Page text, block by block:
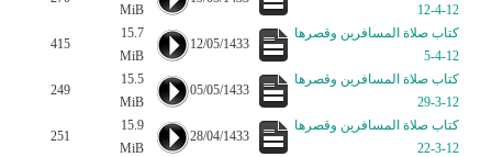
12-4-12
MiB
كتاب صلاة المسافرين وقصرها
12-4-5
12/05/1433
15.7
MiB
415
كتاب صلاة المسافرين وقصرها
12-3-29
05/05/1433
15.5
MiB
249
كتاب صلاة المسافرين وقصرها
12-3-22
28/04/1433
15.9
MiB
251